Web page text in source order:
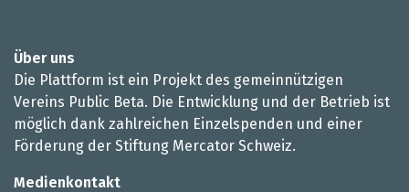
Über uns
Die Plattform ist ein Projekt des gemeinnützigen
Vereins Public Beta. Die Entwicklung und der Betrieb ist
möglich dank zahlreichen Einzelspenden und einer
Förderung der Stiftung Mercator Schweiz.
Medienkontakt